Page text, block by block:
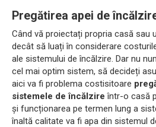
Pregătirea apei de
Când vă proiectați propria casă sau
decât să luați în considerare
ale sistemului de încălzire. Dar nu
cel mai optim sistem, să decideți
aici va fi problema costisitoare
sistemele de încălzire într-o casă
și funcționarea pe termen lung a
înaltă calitate va fi apa din sistemul